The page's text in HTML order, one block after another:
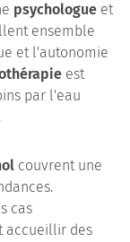
psychologue et
ensemble
et l'autonomie
est
par l'eau
couvrent une
cas
accueillir des